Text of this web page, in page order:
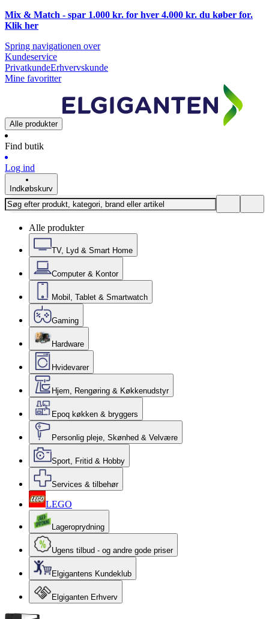
Mix & Match - spar 1.000 kr. for hver 4.000 kr. du køber for.
Klik her
Spring navigationen over
Kundeservice
PrivatkundeErhvervskunde
Mine favoritter
Alle produkter
Find butik
Log ind
Indkøbskurv
Alle produkter
TV, Lyd & Smart Home
Computer & Kontor
Mobil, Tablet & Smartwatch
Gaming
Hardware
Hvidevarer
Hjem, Rengøring & Køkkenudstyr
Epoq køkken & bryggers
Personlig pleje, Skønhed & Velvære
Sport, Fritid & Hobby
Services & tilbehør
LEGO
Lageroprydning
Ugens tilbud - og andre gode priser
Elgigantens Kundeklub
Elgiganten Erhverv